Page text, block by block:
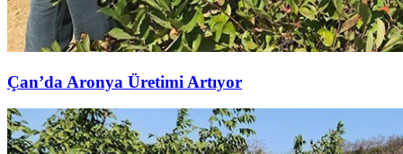
Çan’da Aronya Üretimi Artıyor